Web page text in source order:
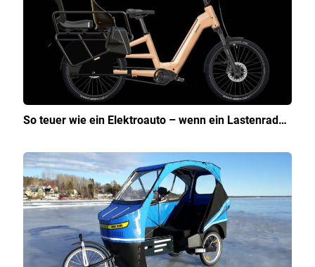
So teuer wie ein Elektroauto – wenn ein Lastenrad…